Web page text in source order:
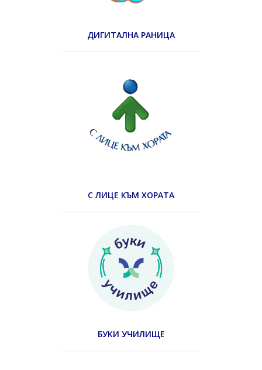
ДИГИТАЛНА РАНИЦА
С ЛИЦЕ КЪМ ХОРАТА
БУКИ УЧИЛИЩЕ